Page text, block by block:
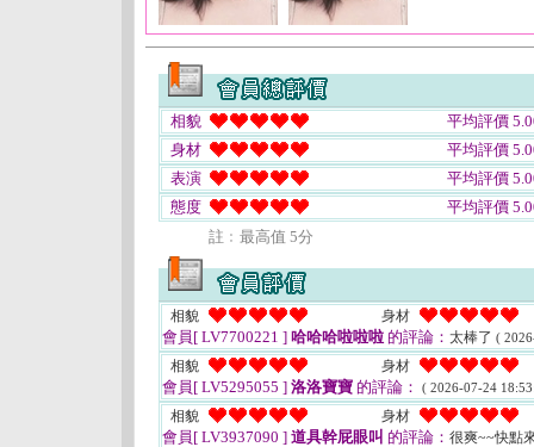
相貌
平均評價
身材
平均評價
表演
平均評價
態度
平均評價
註﹕最高值 5分
相貌 身材
會員[ LV7700221 ] 哈哈哈啦啦啦 的評論： 太棒了 (
相貌 身材
會員[ LV5295055 ] 洛洛寶寶 的評論： ( 2026-07-24
相貌 身材
會員[ LV3937090 ] 道具幹屁眼叫 的評論： 很爽~~快點